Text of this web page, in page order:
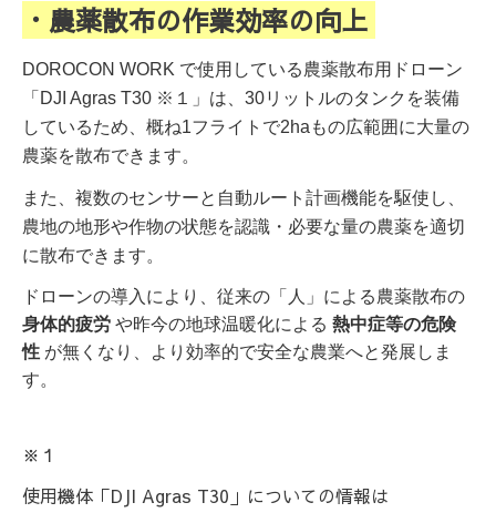
・農薬散布の作業効率の向上
DOROCON WORK で使用している農薬散布用ドローン
「DJI Agras T30 ※１」は、30リットルのタンクを装備
しているため、 概ね1フライトで2haもの広範囲に大量の
農薬を散布できます。
また、 複数のセンサーと自動ルート計画機能を駆使し、
農地の地形や作物の状態を認識・必要な量の農薬を適切
に散布できます。
ドローンの導入により、従来の「人」による農薬散布の
身体的疲労 や昨今の地球温暖化による 熱中症等の危険
性 が無くなり、より効率的で安全な農業へと発展しま
す。
※１
使用機体「DJI Agras T30」についての情報は